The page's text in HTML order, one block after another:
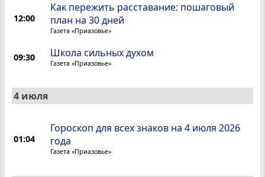
12:00
Как пережить расставание: пошаговый
план на 30 дней
Газета «Приазовье»
09:30 Школа сильных духом
Газета «Приазовье»
4 июля
01:04
Гороскоп для всех знаков на 4 июля 2026
года
Газета «Приазовье»